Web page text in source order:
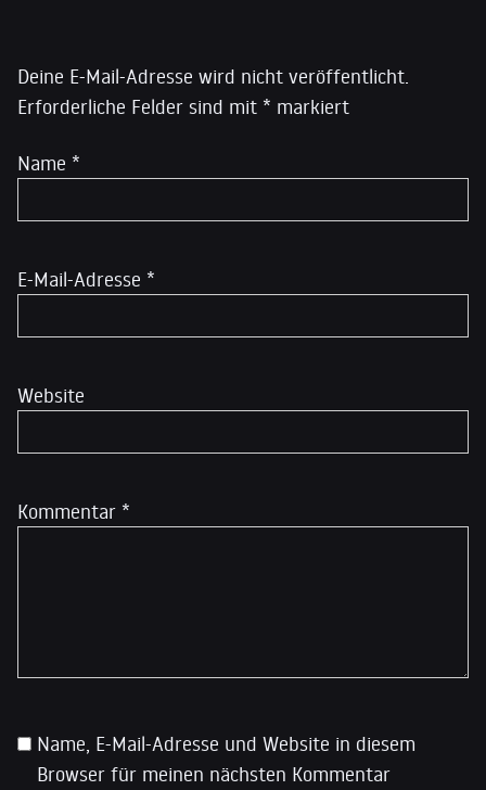
Deine E-Mail-Adresse wird nicht veröffentlicht.
Erforderliche Felder sind mit * markiert
Kommentar *
Name *
E-Mail-Adresse *
Website
Name, E-Mail-Adresse und Website in diesem
Browser für meinen nächsten Kommentar